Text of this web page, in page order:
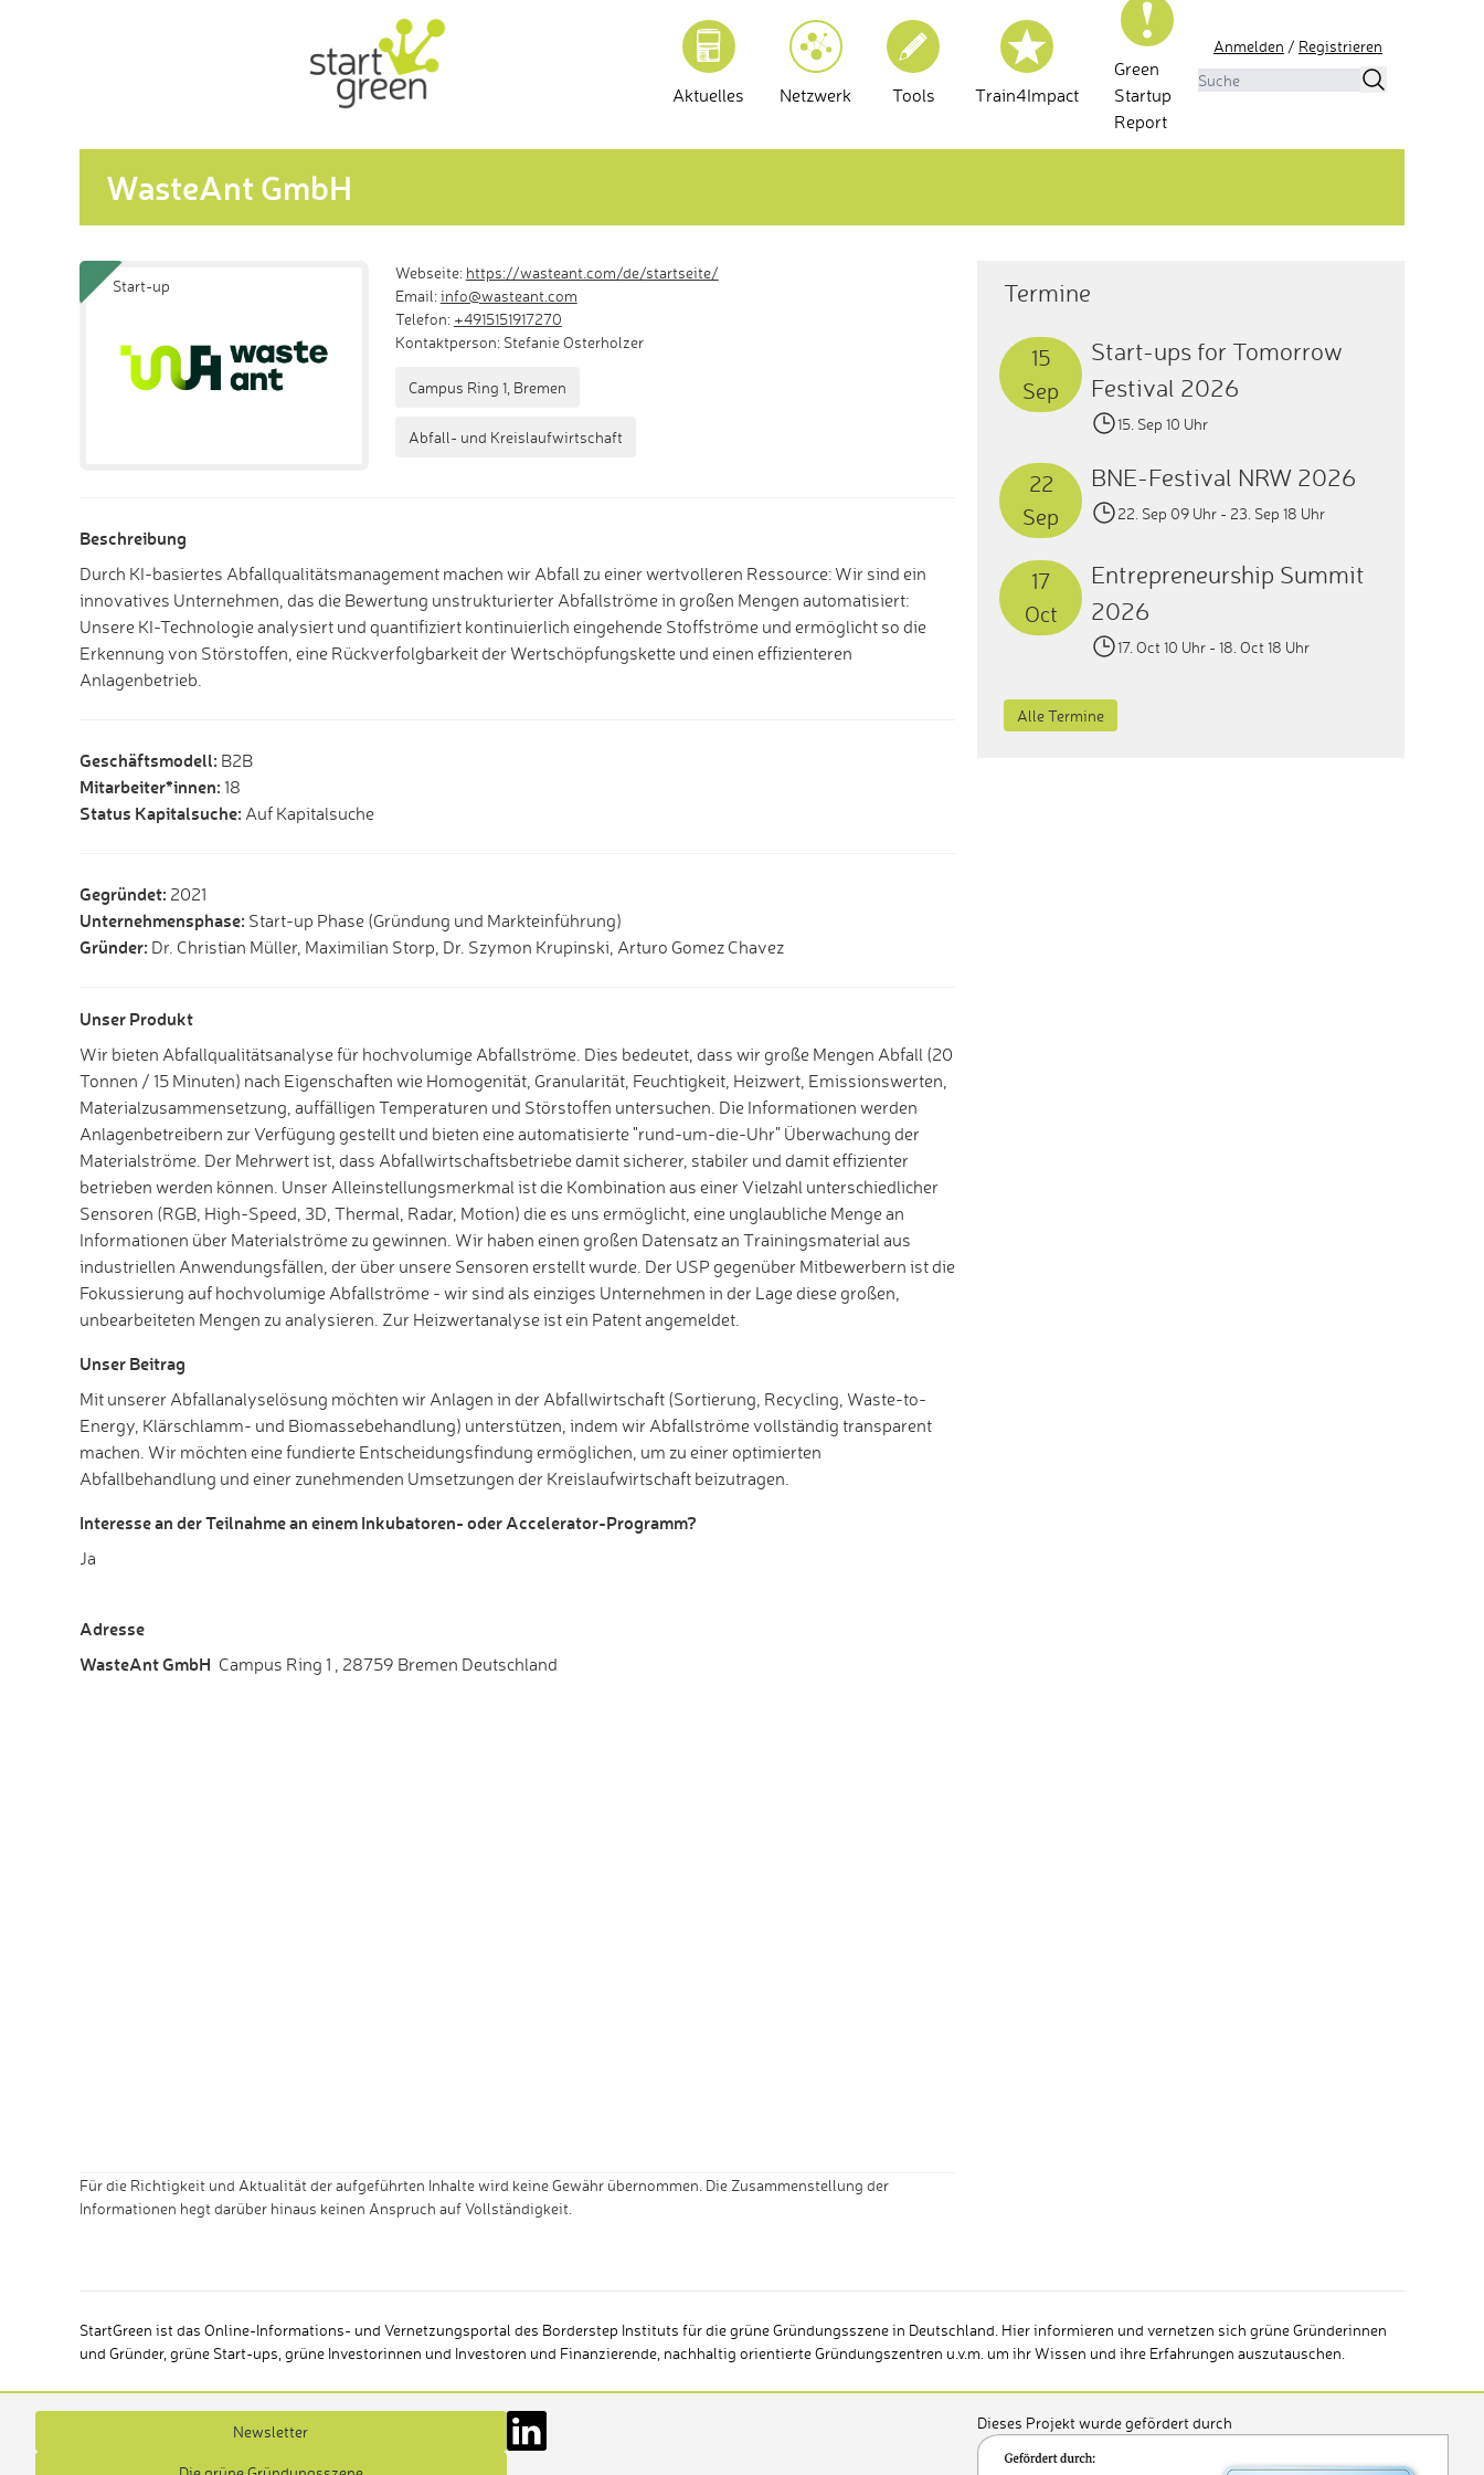
Aktuelles Netzwerk Tools Train4Impact
Green
Startup
Report
Anmelden / Registrieren
WasteAnt GmbH
Start-up
Webseite: https://wasteant.com/de/startseite/
Email:info@wasteant.com
Telefon: +4915151917270
Kontaktperson: Stefanie Osterholzer
Campus Ring 1, Bremen
Abfall- und Kreislaufwirtschaft
Beschreibung
Durch KI-basiertes Abfallqualitätsmanagement machen wir Abfall zu einer wertvolleren Ressource: Wir sind ein
innovatives Unternehmen, das die Bewertung unstrukturierter Abfallströme in großen Mengen automatisiert:
Unsere KI-Technologie analysiert und quantifiziert kontinuierlich eingehende Stoffströme und ermöglicht so die
Erkennung von Störstoffen, eine Rückverfolgbarkeit der Wertschöpfungskette und einen effizienteren
Anlagenbetrieb.
Geschäftsmodell: B2B
Mitarbeiter*innen: 18
Status Kapitalsuche: Auf Kapitalsuche
Gegründet: 2021
Unternehmensphase: Start-up Phase (Gründung und Markteinführung)
Gründer: Dr. Christian Müller, Maximilian Storp, Dr. Szymon Krupinski, Arturo Gomez Chavez
Unser Produkt
Wir bieten Abfallqualitätsanalyse für hochvolumige Abfallströme. Dies bedeutet, dass wir große Mengen Abfall (20
Tonnen / 15 Minuten) nach Eigenschaften wie Homogenität, Granularität, Feuchtigkeit, Heizwert, Emissionswerten,
Materialzusammensetzung, auffälligen Temperaturen und Störstoffen untersuchen. Die Informationen werden
Anlagenbetreibern zur Verfügung gestellt und bieten eine automatisierte "rund-um-die-Uhr" Überwachung der
Materialströme. Der Mehrwert ist, dass Abfallwirtschaftsbetriebe damit sicherer, stabiler und damit effizienter
betrieben werden können. Unser Alleinstellungsmerkmal ist die Kombination aus einer Vielzahl unterschiedlicher
Sensoren (RGB, High-Speed, 3D, Thermal, Radar, Motion) die es uns ermöglicht, eine unglaubliche Menge an
Informationen über Materialströme zu gewinnen. Wir haben einen großen Datensatz an Trainingsmaterial aus
industriellen Anwendungsfällen, der über unsere Sensoren erstellt wurde. Der USP gegenüber Mitbewerbern ist die
Fokussierung auf hochvolumige Abfallströme - wir sind als einziges Unternehmen in der Lage diese großen,
unbearbeiteten Mengen zu analysieren. Zur Heizwertanalyse ist ein Patent angemeldet.
Unser Beitrag
Mit unserer Abfallanalyselösung möchten wir Anlagen in der Abfallwirtschaft (Sortierung, Recycling, Waste-to-
Energy, Klärschlamm- und Biomassebehandlung) unterstützen, indem wir Abfallströme vollständig transparent
machen. Wir möchten eine fundierte Entscheidungsfindung ermöglichen, um zu einer optimierten
Abfallbehandlung und einer zunehmenden Umsetzungen der Kreislaufwirtschaft beizutragen.
Interesse an der Teilnahme an einem Inkubatoren- oder Accelerator-Programm?
Ja
Adresse
WasteAnt GmbH Campus Ring 1 , 28759 Bremen Deutschland
Für die Richtigkeit und Aktualität der aufgeführten Inhalte wird keine Gewähr übernommen. Die Zusammenstellung der
Informationen hegt darüber hinaus keinen Anspruch auf Vollständigkeit.
Termine
15
Sep
Start-ups for Tomorrow
Festival 2026
15. Sep 10 Uhr
22
Sep
BNE-Festival NRW 2026
22. Sep 09 Uhr - 23. Sep 18 Uhr
17
Oct
Entrepreneurship Summit
2026
17. Oct 10 Uhr - 18. Oct 18 Uhr
Alle Termine
StartGreen ist das Online-Informations- und Vernetzungsportal des Borderstep Instituts für die grüne Gründungsszene in Deutschland. Hier informieren und vernetzen sich grüne Gründerinnen
und Gründer, grüne Start-ups, grüne Investorinnen und Investoren und Finanzierende, nachhaltig orientierte Gründungszentren u.v.m. um ihr Wissen und ihre Erfahrungen auszutauschen.
Newsletter Dieses Projekt wurde gefördert durch